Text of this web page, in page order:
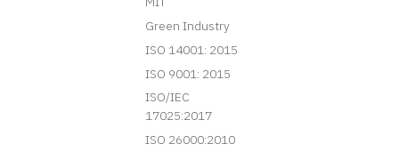
Green Industry
ISO 14001: 2015
ISO 9001: 2015
ISO/IEC
17025:2017
ISO 26000:2010